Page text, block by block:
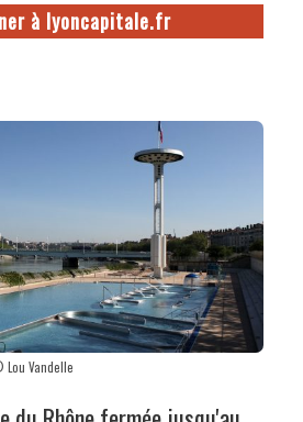
à lyoncapitale.fr
Vandelle